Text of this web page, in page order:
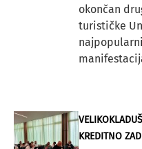
okončan
turističke
KREDITNO